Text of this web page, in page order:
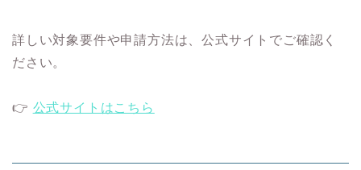
詳しい対象要件や申請方法は、公式サイトでご確認く
ださい。
👉 公式サイトはこちら